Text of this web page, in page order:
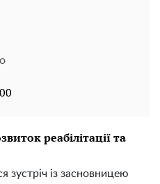
реабілітації та
зустріч із засновницею